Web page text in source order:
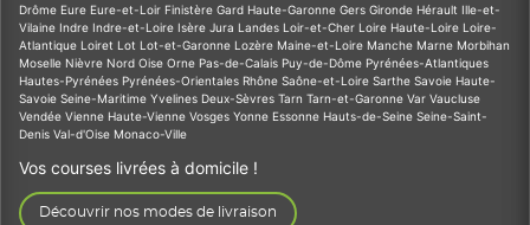
Drôme Eure Eure-et-Loir Finistère Gard Haute-Garonne Gers Gironde Hérault Ille-et-
Vilaine Indre Indre-et-Loire Isère Jura Landes Loir-et-Cher Loire Haute-Loire Loire-
Atlantique Loiret Lot Lot-et-Garonne Lozère Maine-et-Loire Manche Marne Morbihan
Moselle Nièvre Nord Oise Orne Pas-de-Calais Puy-de-Dôme Pyrénées-Atlantiques
Hautes-Pyrénées Pyrénées-Orientales Rhône Saône-et-Loire Sarthe Savoie Haute-
Savoie Seine-Maritime Yvelines Deux-Sèvres Tarn Tarn-et-Garonne Var Vaucluse
Vendée Vienne Haute-Vienne Vosges Yonne Essonne Hauts-de-Seine Seine-Saint-
Denis Val-d'Oise Monaco-Ville
Vos courses livrées à domicile !
Découvrir nos modes de livraison